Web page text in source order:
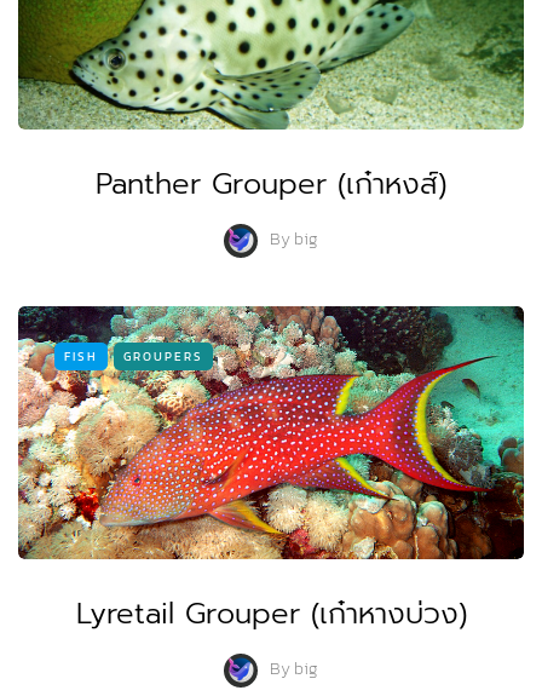
Panther Grouper (เก๋าหงส์)
Bybig
FISH GROUPERS
Lyretail Grouper (เก๋าหางบ่วง)
Bybig